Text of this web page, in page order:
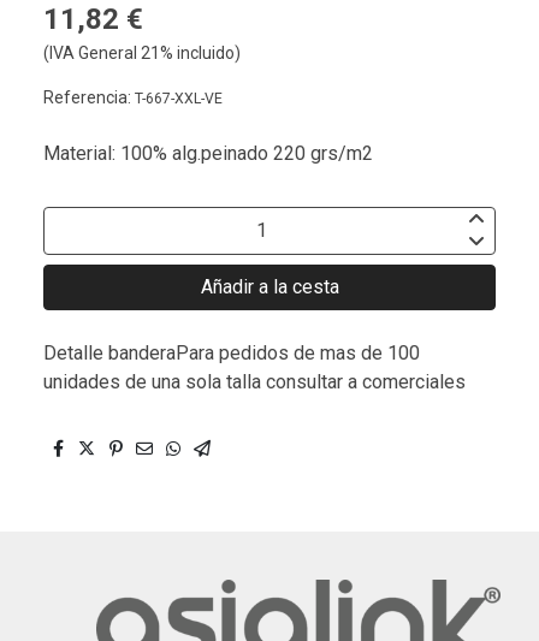
11,82 €
(IVA General 21% incluido)
Referencia: T-667-XXL-VE
Material: 100% alg.peinado 220 grs/m2
Añadir a la cesta
Detalle banderaPara pedidos de mas de 100
unidades de una sola talla consultar a comerciales